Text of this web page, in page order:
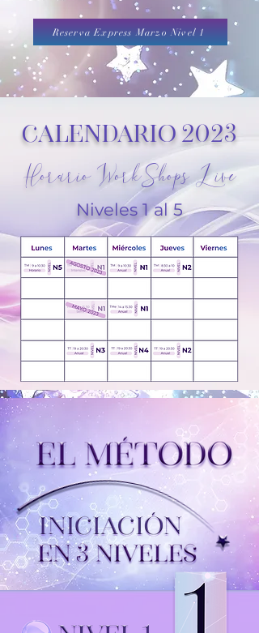
Reserva Express Marzo Nivel 1
Calendario 2023
Horario WorkShops Live
Niveles 1 al 5